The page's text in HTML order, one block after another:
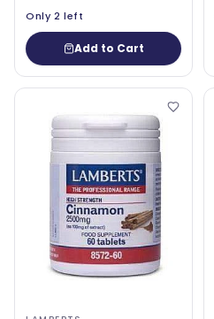
Only 2 left
Add to Cart